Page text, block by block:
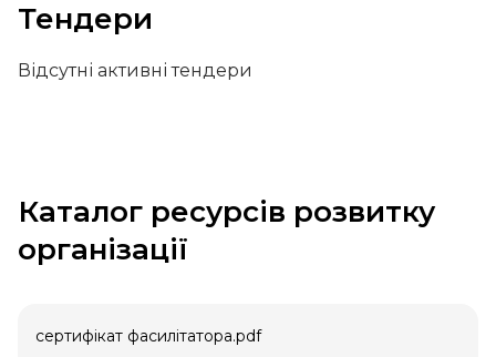
Тендери
Відсутні активні тендери
Каталог ресурсів розвитку
організації
сертифікат фасилітатора.pdf